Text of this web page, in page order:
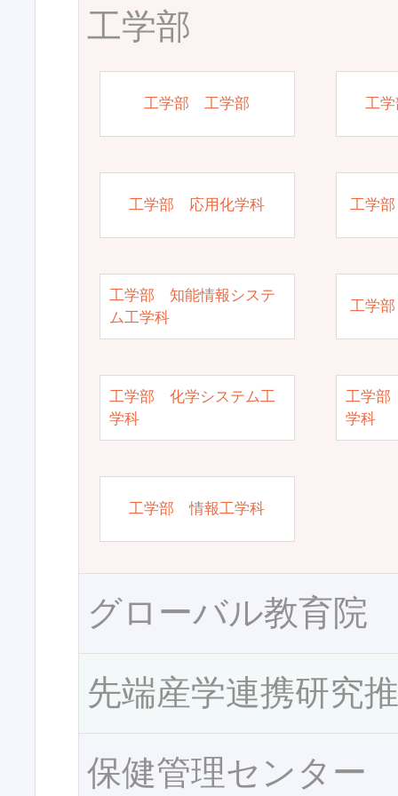
工学部
工学部 工学部 工
工学部 応用化学科 工学
工学部 知能情報システ
ム工学科
工学
工学部 化学システム工
学科
工学部
学科
工学部 情報工学科
グローバル教育院
先端産学連携研究
保健管理センター